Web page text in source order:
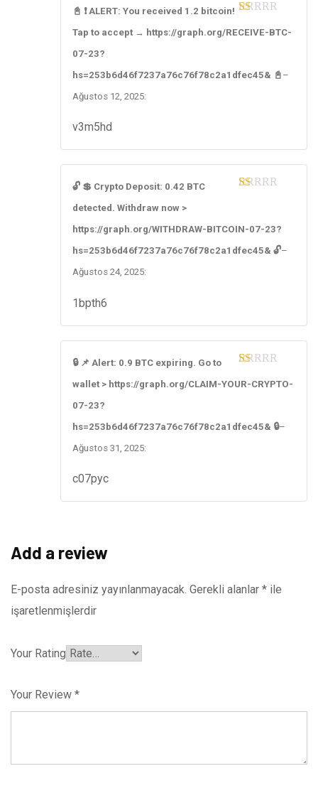
ou
5
📓 ❗ ALERT: You received 1.2 bitcoin!
Tap to accept → https://graph.org/RECEIVE-BTC-
07-23?
hs=253b6d46f7237a76c76f78c2a1dfec45& 📓 –
Ağustos 12, 2025:
v3m5hd
of
5
🔓 💲 Crypto Deposit: 0.42 BTC
detected. Withdraw now >
https://graph.org/WITHDRAW-BITCOIN-07-23?
hs=253b6d46f7237a76c76f78c2a1dfec45& 🔓–
Ağustos 24, 2025:
1bpth6
ou
5
🔒 📌 Alert: 0.9 BTC expiring. Go to
wallet > https://graph.org/CLAIM-YOUR-CRYPTO-
07-23?
hs=253b6d46f7237a76c76f78c2a1dfec45& 🔒–
Ağustos 31, 2025:
c07pyc
Add a review
E-posta adresiniz yayınlanmayacak. Gerekli alanlar * ile
işaretlenmişlerdir
Your Rating
Your Review *